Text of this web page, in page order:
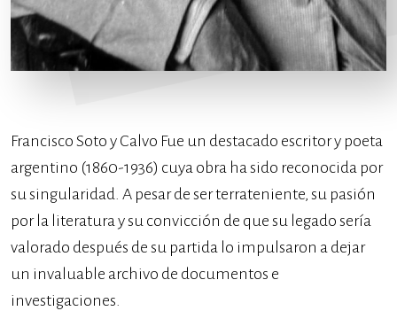
Francisco Soto y Calvo Fue un destacado escritor y poeta
argentino (1860-1936) cuya obra ha sido reconocida por
su singularidad. A pesar de ser terrateniente, su pasión
por la literatura y su convicción de que su legado sería
valorado después de su partida lo impulsaron a dejar
un invaluable archivo de documentos e
investigaciones.